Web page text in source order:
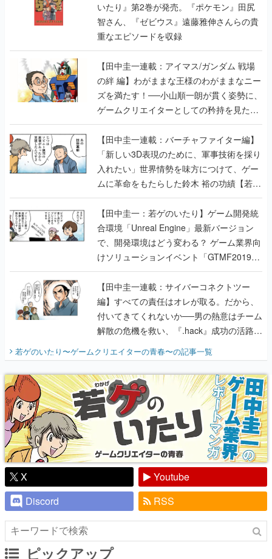
いたり』第2巻が発売。『ポケモン』田尻
智さん、『ゼビウス』遠藤雅伸さんらの貴
重なエピソードを収録
【田中圭一連載：アイマス/ガンダム 戦場
の絆 編】わがままな王様のわがままなニー
ズを満たす！──小山順一朗が貫く姿勢に、
ゲームクリエイターとしての矜持を見た
【若ゲのいたり最終回】
【田中圭一連載：バーチャファイター編】
「新しい3D表現のために、軍事技術を採り
入れたい」世界情勢を味方につけて、ゲー
ムに革命をもたらした鈴木 裕の功績【若ゲ
のいたり】
【田中圭一：若ゲのいたり】ゲーム開発統
合環境「Unreal Engine」最新バージョン
で、開発環境はどう変わる？ ゲーム業界向
けソリューションイベント「GTMF2019」
に行って、より理解を深めよう【PR】
【田中圭一連載：サイバーコネクトツー
編】すべての責任はオレが取る。だから、
付いてきてくれないか──男の熱意はチーム
解散の危機を救い、『.hack』成功の活路を
開く。業界の快男児・松山 洋に流れる血は
『少年ジャンプ』色だった【若ゲのいた
り】
若ゲのいたり〜ゲームクリエイターの青春〜の記事一覧
X
Youtube
Discord
RSS
ピックアップ